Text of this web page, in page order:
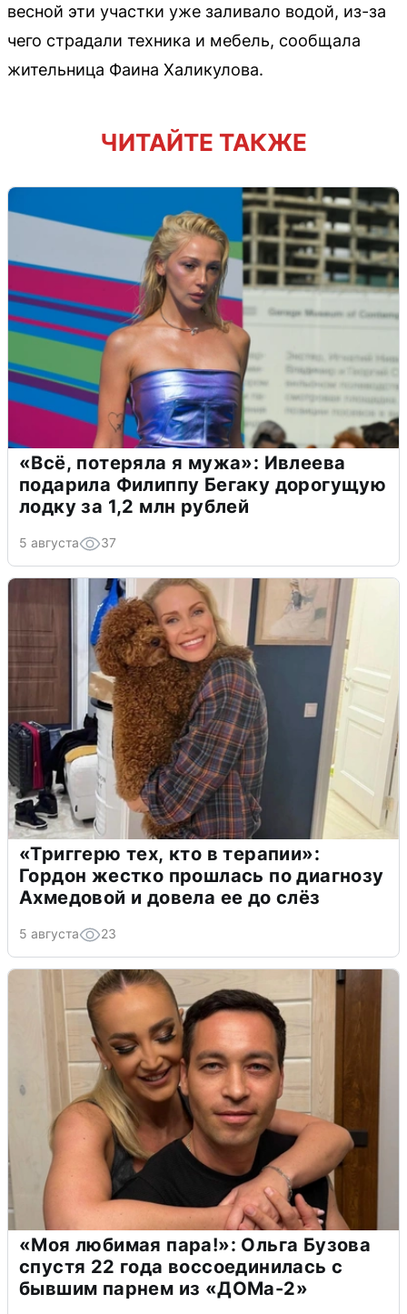
весной эти участки уже заливало водой, из-за
чего страдали техника и мебель, сообщала
жительница Фаина Халикулова.
ЧИТАЙТЕ ТАКЖЕ
«Всё, потеряла я мужа»: Ивлеева
подарила Филиппу Бегаку дорогущую
лодку за 1,2 млн рублей
5 августа 37
«Триггерю тех, кто в терапии»:
Гордон жестко прошлась по диагнозу
Ахмедовой и довела ее до слёз
5 августа 23
«Моя любимая пара!»: Ольга Бузова
спустя 22 года воссоединилась с
бывшим парнем из «ДОМа-2»